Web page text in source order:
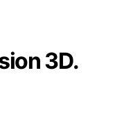
3D.